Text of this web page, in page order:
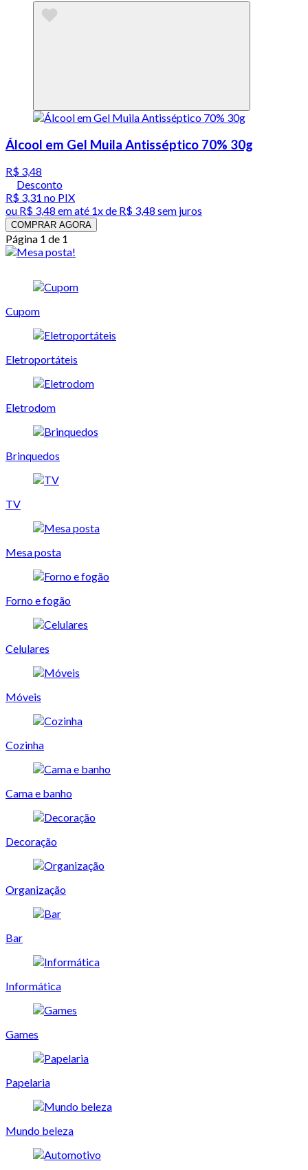
Álcool em Gel Muila Antisséptico 70% 30g
R$ 3,48
Desconto
R$ 3,31 no PIX
ou R$ 3,48 em até 1x de R$ 3,48 sem juros
COMPRAR AGORA
Página 1 de 1
Cupom
Eletroportáteis
Eletrodom
Brinquedos
TV
Mesa posta
Forno e fogão
Celulares
Móveis
Cozinha
Cama e banho
Decoração
Organização
Bar
Informática
Games
Papelaria
Mundo beleza